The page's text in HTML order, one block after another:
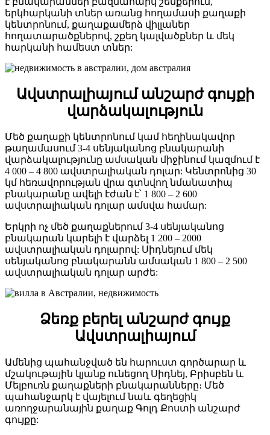
երկհարկանի տներ առանց հողամասի քաղաքի
կենտրոնում, քաղաքամերձ վիլլաներ
հողատարածքներով, շքեղ կալվածքներ և մեկ
հարկանի համեստ տներ:
Ավստրալիայում անշարժ գույքի
վարձակալություն
Մեծ քաղաքի կենտրոնում կամ հեղինակավոր
թաղամասում 3-4 սենյականոց բնակարանի
վարձակալությունը ամսական միջինում կազմում է
4 000 – 4 800 ավստրալիական դոլար: Կենտրոնից 30
կմ հեռավորության վրա գտնվող նմանատիպ
բնակարանը ավելի էժան է՝ 1 800 – 2 600
ավստրալիական դոլար ամսվա համար:
Երկրի ոչ մեծ քաղաքներում 3-4 սենյականոց
բնակարան կարելի է վարձել 1 200 – 2000
ավստրալիական դոլարով: Սիդնեյում մեկ
սենյականոց բնակարանն ամսական 1 800 – 2 500
ավստրալիական դոլար արժե:
Ձեռք բերել անշարժ գույք
Ավստրալիայում
Ամենից պահանջված են հարուստ գործարար և
մշակութային կյանք ունեցող Սիդնեյ, Բրիսբեն և
Մելբուռն քաղաքների բնակարանները։ Մեծ
պահանջարկ է վայելում նաև գեղեցիկ
առողջարանային քաղաք Գոլդ Քոստի անշարժ
գույքը: